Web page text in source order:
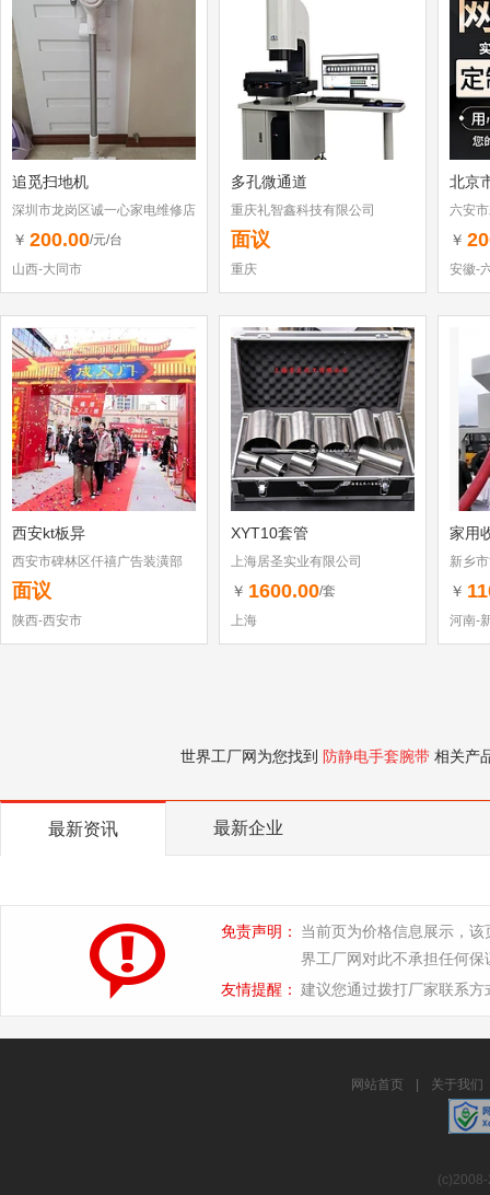
追觅扫地机
深圳市龙岗区诚一心家电维修店
（个体工商户）
￥ 200.00/元/台
山西-大同市
多孔微通道
重庆礼智鑫科技有限公司
面议
重庆
北京
六安
￥
安徽-
西安kt板异
西安市碑林区仟禧广告装潢部
面议
陕西-西安市
XYT10套管
上海居圣实业有限公司
￥ 1600.00/套
上海
家用
新乡
￥
河南-
世界工厂网为您找到 防静电手套腕带 相关产
最新资讯 最新企业
免责声明：
当前页为价格信息展示，
界工厂网对此不承担任何保
友情提醒： 建议您通过拨打厂家联系
网站首页 关于我们